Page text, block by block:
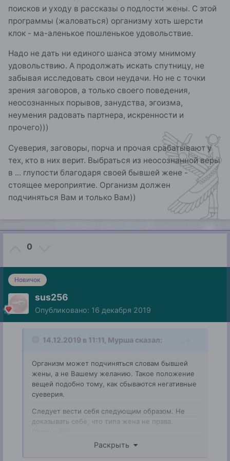
поисков и уходу в рассказы о подлости жены. С этой
программы (жаловаться) организму хоть шерсти
клок - ма-аленькое пошленькое удовольствие.
Надо не дать ни единого шанса этому мнимому
удовольствию. А продолжать искать спутницу, не
забывая исследовать свои неудачи. Но не с точки
зрения заговоров, а только своего поведения,
неосознанных порывов, занудства, эгоизма,
неумения радовать партнера, искренности и
прочего)))
Суеверия, заговоры, порча и прочая срабатывают у
тех, кто в них верит. Выбраться из неосознанной веры
в ... глупости благодаря своей бывшей жене -
стоящее мероприятие. Организм должен
подчиняться Вам и только Вам))
0
Новичок
sus256
Опубликовано: 16 декабря 2019
14.12.2019 в 11:11, Мурша сказал:
Организм может подчиняться словам бывшей
жены, а не Вашему желанию. Такое положение
вещей подобно тому, как сбываются негативные
суеверия.
Следует вести себя следующим образом. Не
доказывать себе, что типа жена не права.
1 - в этом случае Вы держите внимание на ее
посыле;
Раскрыть